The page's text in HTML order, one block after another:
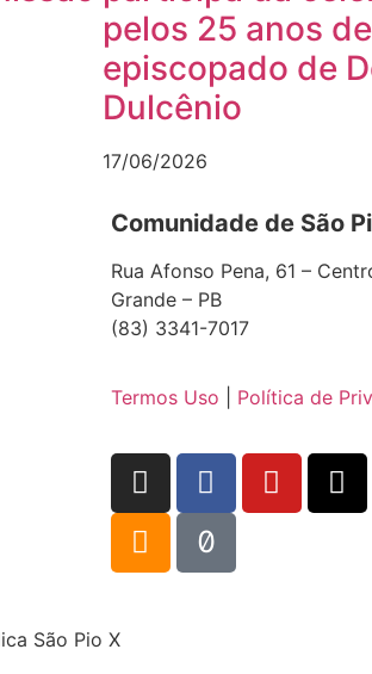
pelos 25 anos de
episcopado de
Dulcênio
17/06/2026
Comunidade de São
Rua Afonso Pena, 61 –
Grande – PB
(83) 3341-7017
Termos Uso Política de
São Pio X